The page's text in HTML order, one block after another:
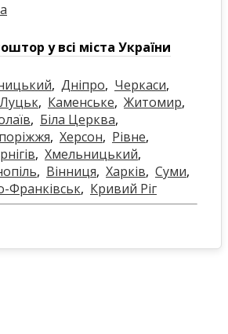
у всі міста України
, Дніпро, Черкаси,
Луцьк, Каменське, Житомир,
, Біла Церква,
, Херсон, Рівне,
, Хмельницький,
, Вінниця, Харків, Суми,
Франківськ, Кривий Ріг